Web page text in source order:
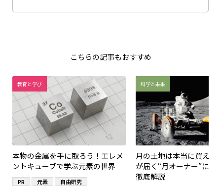
こちらの記事もおすすめ
教育と学び
本物の金属を手に取ろう！エレメ
ントキューブで学ぶ元素の世界
PR 元素 自由研究
科学と未来
月の土地は本当に買える
が届く“月オーナー”にな
徹底解説